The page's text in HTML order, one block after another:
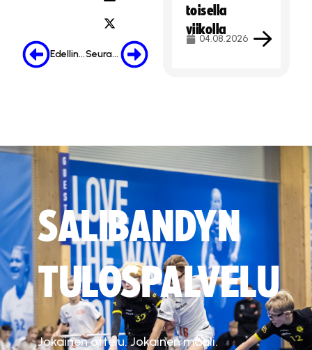
Edellinen Seuraava
toisella
viikolla
04.08.2026
SALIBANDYN
TULOSPALVELU
Jokainen ottelu. Jokainen maali.